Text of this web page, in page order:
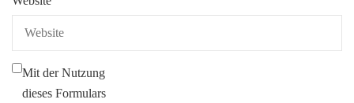
Mit der Nutzung
dieses Formulars